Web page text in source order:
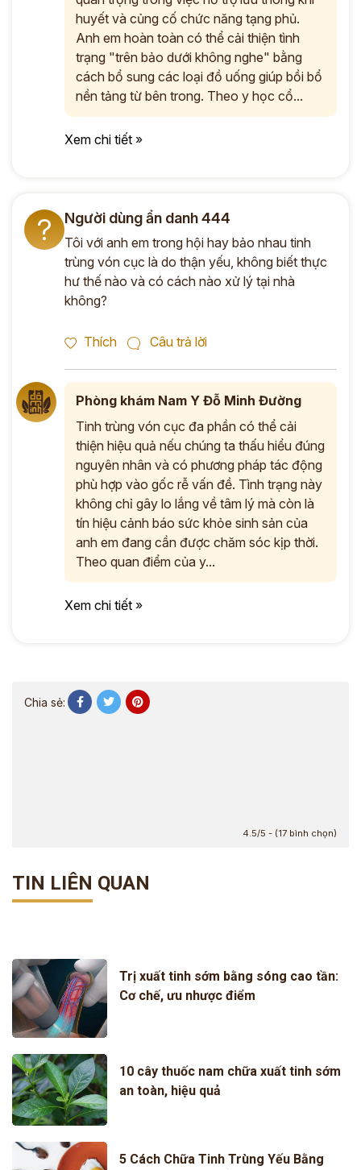
huyết và củng cố chức năng tạng phủ.
Anh em hoàn toàn có thể cải thiện tình
trạng "trên bảo dưới không nghe" bằng
cách bổ sung các loại đồ uống giúp bồi bổ
nền tảng từ bên trong. Theo y học cổ...
Xem chi tiết »
? Người dùng ẩn danh 444
Tôi với anh em trong hội hay bảo nhau tinh
trùng vón cục là do thận yếu, không biết thực
hư thế nào và có cách nào xử lý tại nhà
không?
Thích Câu trả lời
Phòng khám Nam Y Đỗ Minh Đường
Tinh trùng vón cục đa phần có thể cải
thiện hiệu quả nếu chúng ta thấu hiểu đúng
nguyên nhân và có phương pháp tác động
phù hợp vào gốc rễ vấn đề. Tình trạng này
không chỉ gây lo lắng về tâm lý mà còn là
tín hiệu cảnh báo sức khỏe sinh sản của
anh em đang cần được chăm sóc kịp thời.
Theo quan điểm của y...
Xem chi tiết »
Chia sẻ:
4.5/5 - (17 bình chọn)
TIN LIÊN QUAN
Trị xuất tinh sớm bằng sóng cao tần:
Cơ chế, ưu nhược điểm
10 cây thuốc nam chữa xuất tinh sớm
an toàn, hiệu quả
5 Cách Chữa Tinh Trùng Yếu Bằng